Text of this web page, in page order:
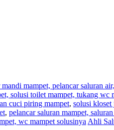
mampet, pelancar saluran
solusi toilet mampet, tukang wc
cuci piring mampet, solusi kloset
, pelancar saluran mampet,
wc mampet solusinya Ahli